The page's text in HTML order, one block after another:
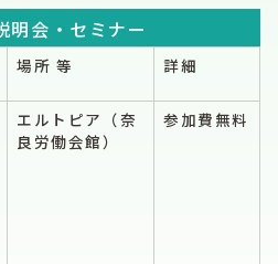
明会・セミナー
場所 等 詳細
エルトピア（奈
良労働会館）
参加費無料